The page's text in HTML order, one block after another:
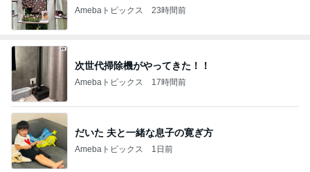
Amebaトピックス 23時間前
次世代掃除機がやってきた！！
Amebaトピックス 17時間前
だいた 夫と一緒な息子の寛ぎ方
Amebaトピックス 1日前